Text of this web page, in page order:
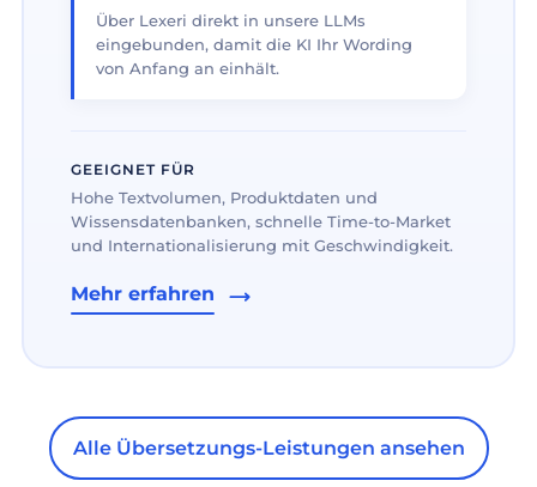
Über Lexeri direkt in unsere LLMs
eingebunden, damit die KI Ihr Wording
von Anfang an einhält.
GEEIGNET FÜR
Hohe Textvolumen, Produktdaten und
Wissensdatenbanken, schnelle Time-to-Market
und Internationalisierung mit Geschwindigkeit.
Mehr erfahren
Alle Übersetzungs-Leistungen ansehen